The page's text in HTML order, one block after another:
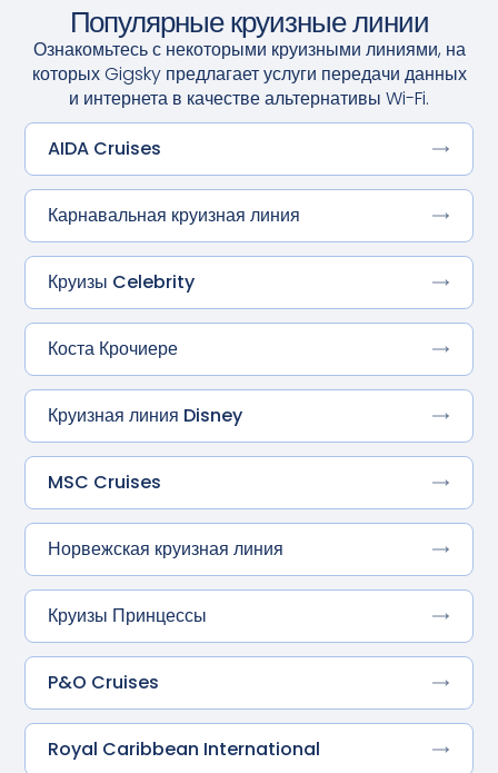
Популярные круизные линии
Ознакомьтесь с некоторыми круизными линиями, на
которых Gigsky предлагает услуги передачи данных
и интернета в качестве альтернативы Wi-Fi.
AIDA Cruises
Карнавальная круизная линия
Круизы Celebrity
Коста Крочиере
Круизная линия Disney
MSC Cruises
Норвежская круизная линия
Круизы Принцессы
P&O Cruises
Royal Caribbean International